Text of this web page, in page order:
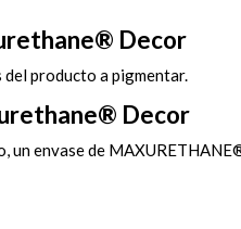
Decor
producto a pigmentar.
Decor
un envase de